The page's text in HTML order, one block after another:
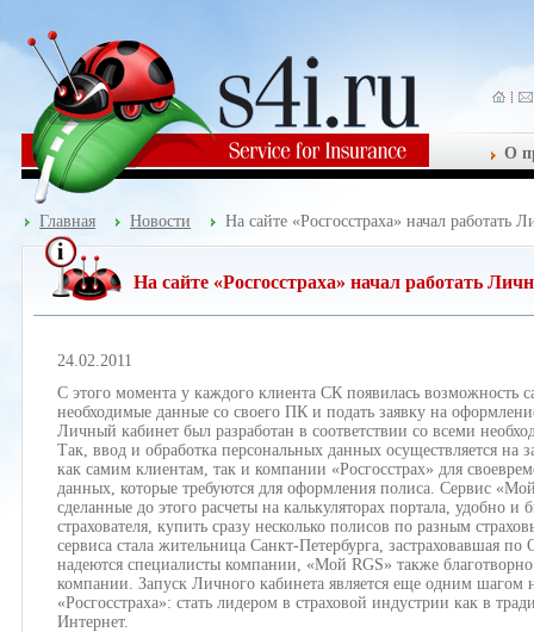
О
Главная Новости На сайте «Росгосстраха» начал работать
На сайте «Росгосстраха» начал работать
24.02.2011
С этого момента у каждого клиента СК появилась возможность
необходимые данные со своего ПК и подать заявку на
Личный кабинет был разработан в соответствии со всеми
Так, ввод и обработка персональных данных осуществляется
как самим клиентам, так и компании «Росгосстрах» для
данных, которые требуются для оформления полиса. Сервис
сделанные до этого расчеты на калькуляторах портала, удобно
страхователя, купить сразу несколько полисов по разным
сервиса стала жительница Санкт-Петербурга, застраховавшая
надеются специалисты компании, «Мой RGS» также
компании. Запуск Личного кабинета является еще одним
«Росгосстраха»: стать лидером в страховой индустрии как в
Интернет.